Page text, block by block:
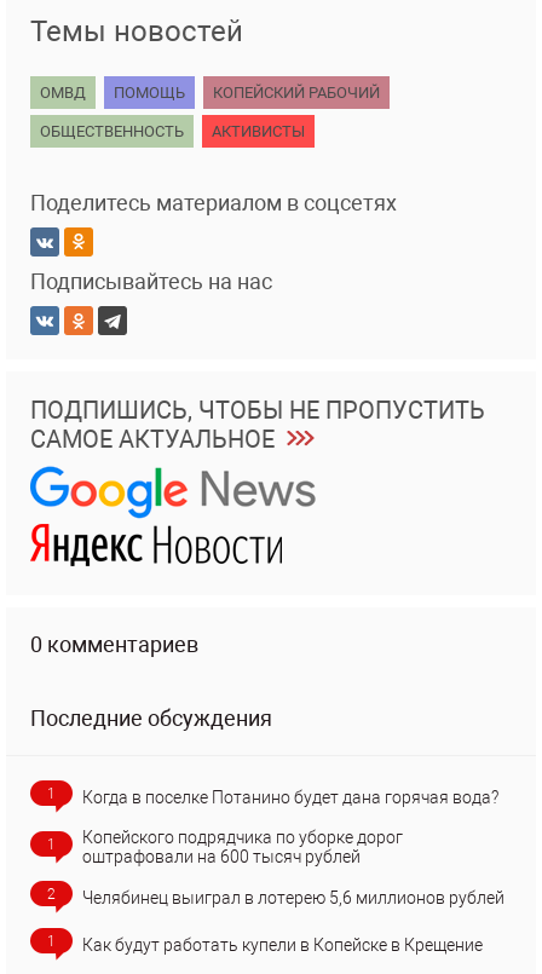
Темы новостей
ОМВД ПОМОЩЬ КОПЕЙСКИЙ РАБОЧИЙ
ОБЩЕСТВЕННОСТЬ АКТИВИСТЫ
Поделитесь материалом в соцсетях
Подписывайтесь на нас
ПОДПИШИСЬ, ЧТОБЫ НЕ ПРОПУСТИТЬ
САМОЕ АКТУАЛЬНОЕ
0 комментариев
Последние обсуждения
1 Когда в поселке Потанино будет дана горячая вода?
1
Копейского подрядчика по уборке дорог
оштрафовали на 600 тысяч рублей
2 Челябинец выиграл в лотерею 5,6 миллионов рублей
1 Как будут работать купели в Копейске в Крещение